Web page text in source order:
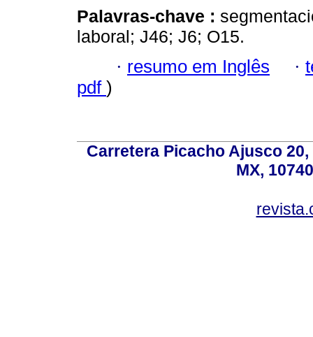
Palavras-chave :
laboral; J46; J6; O15.
· resumo em Inglês ·
pdf )
Carretera Picacho Ajusco
MX,